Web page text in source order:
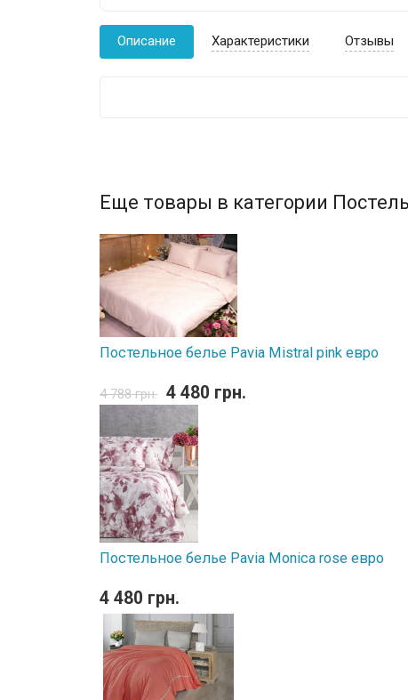
Описание Характеристики Отзывы
Еще товары в категории
Постельное белье Pavia Mistral pink евро
4 788 грн. 4 480 грн.
Постельное белье Pavia Monica rose евро
4 480 грн.